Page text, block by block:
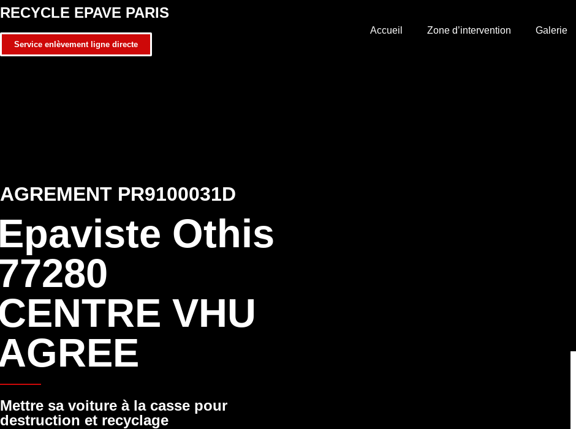
RECYCLE EPAVE PARIS
Service enlèvement ligne directe
Accueil Zone d’intervention Galerie
AGREMENT PR9100031D
Othis
VHU
Mettre sa voiture à la casse pour
destruction et recyclage